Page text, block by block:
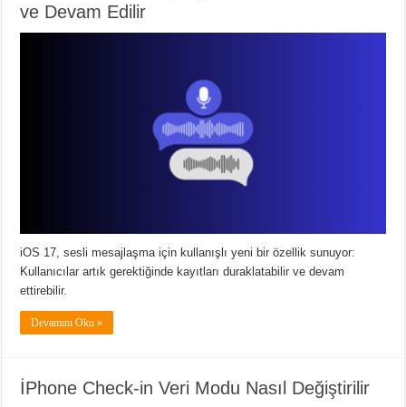
ve Devam Edilir
iOS 17, sesli mesajlaşma için kullanışlı yeni bir özellik sunuyor:
Kullanıcılar artık gerektiğinde kayıtları duraklatabilir ve devam
ettirebilir.
Devamını Oku »
İPhone Check-in Veri Modu Nasıl Değiştirilir